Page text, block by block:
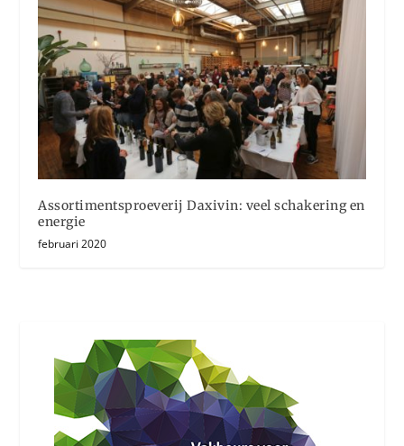
Assortimentsproeverij Daxivin: veel schakering en
energie
februari 2020